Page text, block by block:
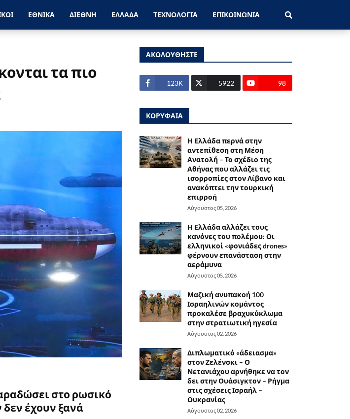
ΕΘΝΙΚΑ ΔΙΕΘΝΗ ΕΛΛΑΔΑ ΤΕΧΝΟΛΟΓΙΑ ΕΠΙΚΟΙΝΩΝΙΑ
τα πιο
στο ρωσικό
έχουν ξανά
ΑΚΟΛΟΥΘΗΣΤΕ
123Κ 5922 98
ΚΟΡΥΦΑΙΑ
Η Ελλάδα περνά στην
αντεπίθεση στη Μέση
Ανατολή – Το σχέδιο της
Αθήνας που αλλάζει τις
ισορροπίες στον Λίβανο και
ανακόπτει την τουρκική
επιρροή
Αύγουστος 05, 2026
Η Ελλάδα αλλάζει τους
κανόνες του πολέμου: Οι
ελληνικοί «φονιάδες drones»
φέρνουν επανάσταση στην
αεράμυνα
Αύγουστος 05, 2026
Μαζική ανυπακοή 100
Ισραηλινών κομάντος
προκαλέσε βραχυκύκλωμα
στην στρατιωτική ηγεσία
Αύγουστος 02, 2026
Διπλωματικό «άδειασμα»
στον Ζελένσκι – Ο
Νετανιάχου αρνήθηκε να τον
δει στην Ουάσιγκτον – Ρήγμα
στις σχέσεις Ισραήλ –
Ουκρανίας
Αύγουστος 02, 2026